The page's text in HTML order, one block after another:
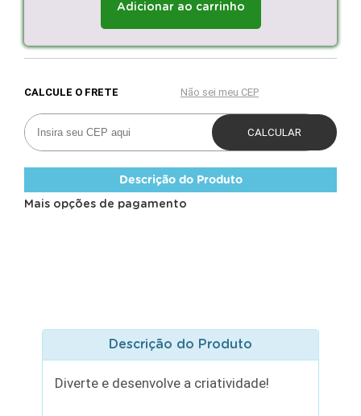
Adicionar ao carrinho
Descrição do Produto
Mais opções de pagamento
Descrição do Produto
Diverte e desenvolve a criatividade!